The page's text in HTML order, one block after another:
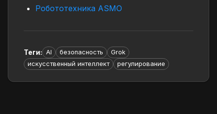
Робототехника ASMO
Теги: AI безопасность
Grok
искусственный интеллект
регулирование